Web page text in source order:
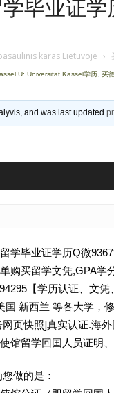
毕业证
karas Lietuvoje ›
U: Universität Kassel学历 买
and was last updated
学毕业证学历Q微
购买留学文凭,GPA学
【学历认证、文
国 新西兰 等各大学，
网页快照]真实认证.海
馆留学回囯人员证明
做的是：